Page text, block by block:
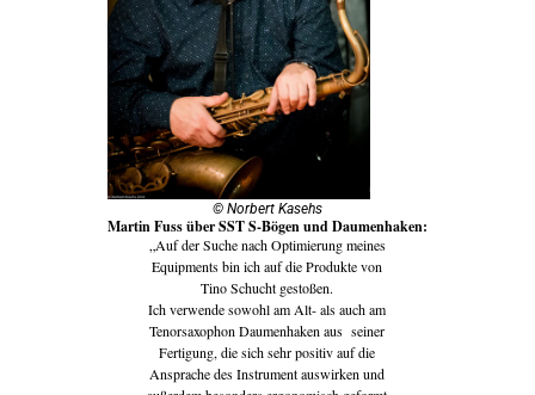
© Norbert Kasehs
Martin Fuss über SST S-Bögen und Daumenhaken:
„Auf der Suche nach Optimierung meines
Equipments bin ich auf die Produkte von
Tino Schucht gestoßen.
Ich verwende sowohl am Alt- als auch am
Tenorsaxophon Daumenhaken aus seiner
Fertigung, die sich sehr positiv auf die
Ansprache des Instrument auswirken und